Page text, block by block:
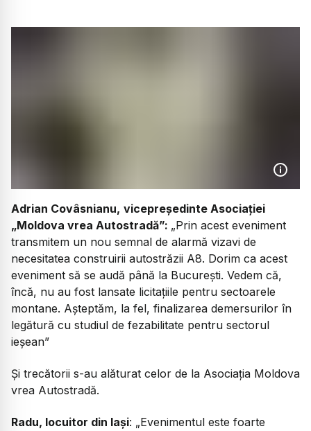
Adrian Covâsnianu, vicepreședinte Asociației
„Moldova vrea Autostradă”: „Prin acest eveniment
transmitem un nou semnal de alarmă vizavi de
necesitatea construirii autostrăzii A8. Dorim ca acest
eveniment să se audă până la București. Vedem că,
încă, nu au fost lansate licitațiile pentru sectoarele
montane. Așteptăm, la fel, finalizarea demersurilor în
legătură cu studiul de fezabilitate pentru sectorul
ieșean”
Și trecătorii s-au alăturat celor de la Asociația Moldova
vrea Autostradă.
Radu, locuitor din Iași: „Evenimentul este foarte